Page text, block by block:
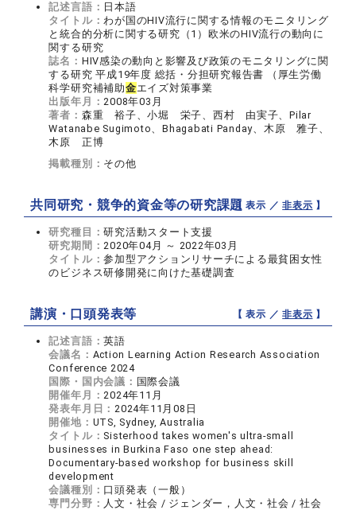
記述言語： 日本語
タイトル：わが国のHIV流行に関する情報のモニタリング
と統合的分析に関する研究（1）欧米のHIV流行の動向に
関する研究
誌名： HIV感染の動向と影響及び政策のモニタリングに関
する研究 平成19年度 総括・分担研究報告書 （厚生労働
科学研究補補助金エイズ対策事業
出版年月：2008年03月
著者： 森重 裕子、小堀 栄子、西村 由実子、Pilar
Watanabe Sugimoto、Bhagabati Panday、木原 雅子、
木原 正博
掲載種別： その他
共同研究・競争的資金等の研究課題【 表示 ／非表示 】
研究種目：研究活動スタート支援
研究期間：2020年04月 ～ 2022年03月
タイトル：参加型アクションリサーチによる最貧困女性
のビジネス研修開発に向けた基礎調査
講演・口頭発表等 【 表示 ／非表示 】
記述言語：英語
会議名： Action Learning Action Research Association
Conference 2024
国際・国内会議： 国際会議
開催年月：2024年11月
発表年月日：2024年11月08日
開催地： UTS, Sydney, Australia
タイトル： Sisterhood takes women's ultra-small
businesses in Burkina Faso one step ahead:
Documentary-based workshop for business skill
development
会議種別： 口頭発表（一般）
専門分野： 人文・社会 / ジェンダー，人文・社会 / 社会